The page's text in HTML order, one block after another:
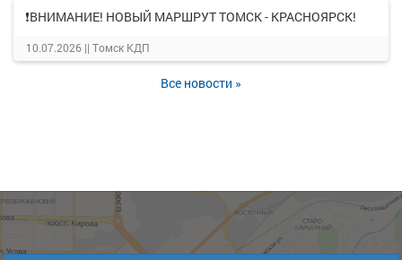
❗ВНИМАНИЕ! НОВЫЙ МАРШРУТ ТОМСК - КРАСНОЯРСК!
10.07.2026 || Томск КДП
Все новости »